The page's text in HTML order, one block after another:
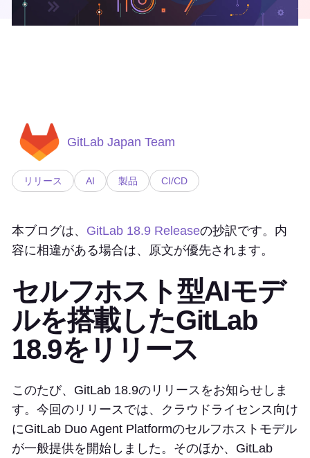
GitLab Japan Team
リリース AI 製品 CI/CD
本ブログは、 GitLab 18.9 Releaseの抄訳です。内
容に相違がある場合は、原文が優先されます。
セルフホスト型AIモデ
ルを搭載したGitLab
18.9をリリース
このたび、GitLab 18.9のリリースをお知らせしま
す。今回のリリースでは、クラウドライセンス向け
にGitLab Duo Agent Platformのセルフホストモデル
が一般提供を開始しました。そのほか、GitLab